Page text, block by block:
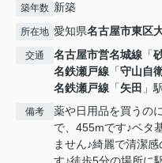
築年数 新築
所在地 愛知県名古屋市東区
交通 名古屋市営名城線 「
名鉄瀬戸線 「守山自
名鉄瀬戸線 「矢田 」
備考
薬や日用品を買うの
で、455mです♪ベタ
ません♪綺麗で清潔